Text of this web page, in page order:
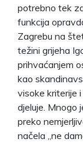
potrebno tek
funkcija
Zagrebu na
težini grijeha
prihvaćanjem
kao
visoke kriterije
djeluje. Mnogo
preko
načela „ne